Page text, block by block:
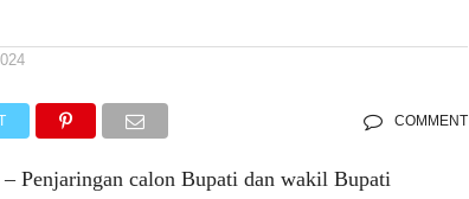
COMMENT
Penjaringan calon Bupati dan wakil Bupati